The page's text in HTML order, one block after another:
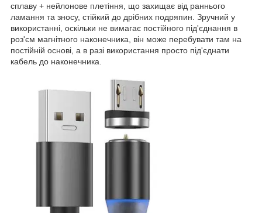
сплаву + нейлонове плетіння, що захищає від раннього
ламання та зносу, стійкий до дрібних подряпин. Зручний у
використанні, оскільки не вимагає постійного під'єднання в
роз'єм магнітного наконечника, він може перебувати там на
постійній основі, а в разі використання просто під'єднати
кабель до наконечника.